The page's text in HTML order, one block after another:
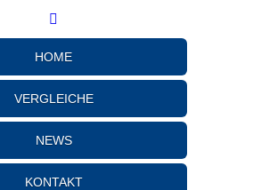
HOME
VERGLEICHE
NEWS
KONTAKT